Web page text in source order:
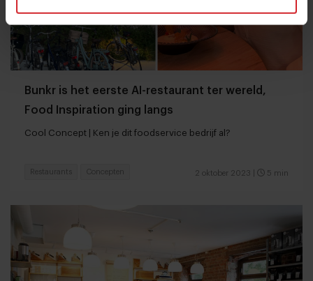
Bunkr is het eerste AI-restaurant ter wereld,
Food Inspiration ging langs
Cool Concept | Ken je dit foodservice bedrijf al?
2 oktober 2023 5 min
Restaurants Concepten